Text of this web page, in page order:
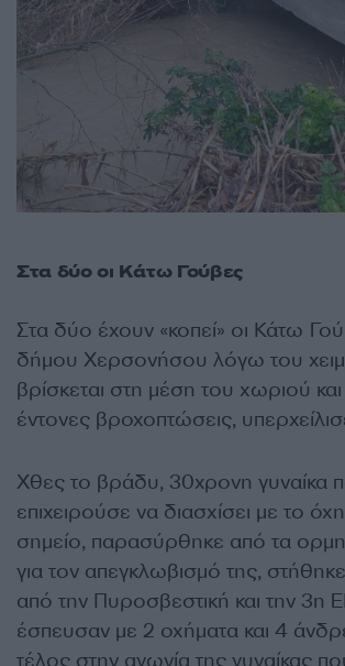
Στα δύο οι Κάτω Γούβες
Στα δύο έχουν «κοπεί» οι Κάτω
δήμου Χερσονήσου λόγω του
βρίσκεται στη μέση του χωριού και
έντονες βροχοπτώσεις,
Χθες το βράδυ, 30χρονη γυναίκα
επιχειρούσε να διασχίσει με το
σημείο, παρασύρθηκε από τα
για τον απεγκλωβισμό της,
από την Πυροσβεστική και την 3η
έσπευσαν με 2 οχήματα και 4
τέλος στην αγωνία της γυναίκας